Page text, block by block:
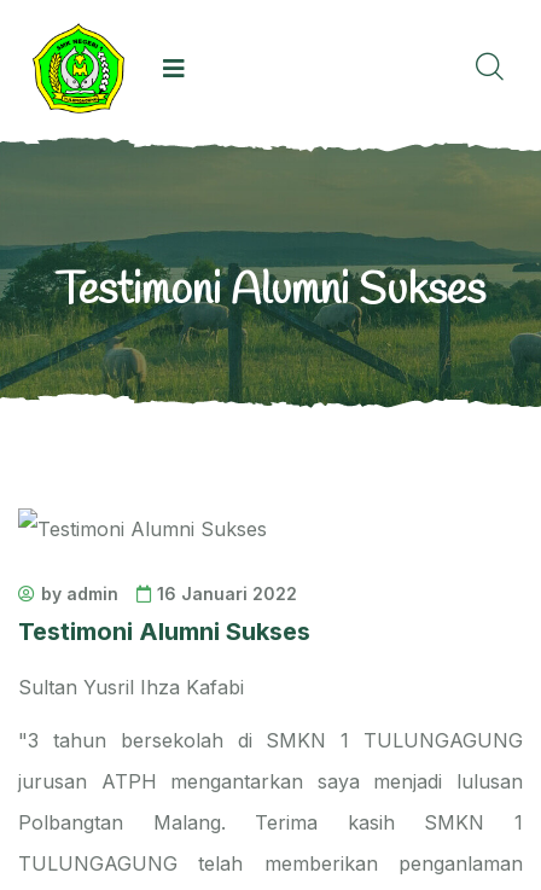
Testimoni Alumni Sukses
by admin 16 Januari 2022
Testimoni Alumni Sukses
Sultan Yusril Ihza Kafabi
"3 tahun bersekolah di SMKN 1 TULUNGAGUNG
jurusan ATPH mengantarkan saya menjadi lulusan
Polbangtan Malang. Terima kasih SMKN 1
TULUNGAGUNG telah memberikan penganlaman